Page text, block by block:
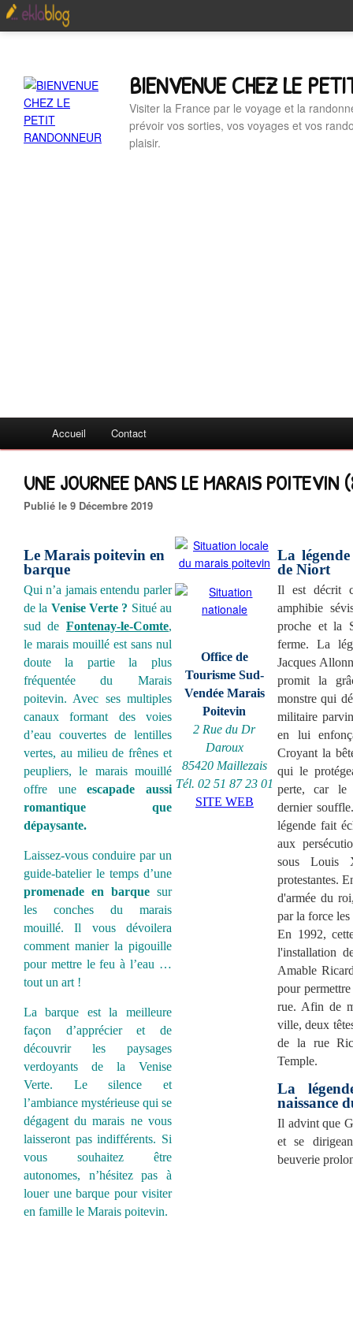
BIENVENUE CHEZ LE
Visiter la France par le voyage et la
prévoir vos sorties, vos voyages et vos
plaisir.
Accueil Contact
UNE JOURNEE DANS LE MARAIS POITEVIN
Publié le 9 Décembre 2019
Le Marais poitevin en
barque
Qui n’a jamais entendu parler
de la Venise Verte ? Situé au
sud de Fontenay-le-Comte,
le marais mouillé est sans nul
doute la partie la plus
fréquentée du Marais
poitevin. Avec ses multiples
canaux formant des voies
d’eau couvertes de lentilles
vertes, au milieu de frênes et
peupliers, le marais mouillé
offre uneescapade aussi
romantique que
dépaysante.
Laissez-vous conduire par un
guide-batelier le temps d’une
promenade en barque sur
les conches du marais
mouillé. Il vous dévoilera
comment manier la pigouille
pour mettre le feu à l’eau …
tout un art !
La barque est la meilleure
façon d’apprécier et de
découvrir les paysages
verdoyants de la Venise
Verte. Le silence et
l’ambiance mystérieuse qui se
dégagent du marais ne vous
laisseront pas indifférents. Si
vous souhaitez être
autonomes, n’hésitez pas à
louer une barque pour visiter
en famille le Marais poitevin.
Office de
Tourisme Sud-
Vendée Marais
Poitevin
2 Rue du Dr
Daroux
85420 Maillezais
Tél. 02 51 87 23 01
SITE WEB
La
de Niort
Il est décrit
amphibie
proche et la
ferme. La
Jacques
promit la
monstre qui
militaire
en lui
Croyant la
qui le
perte, car le
dernier
légende fait
aux
sous Louis
protestantes.
d'armée du
par la force
En 1992,
l'installation
Amable
pour
rue. Afin de
ville, deux
de la rue
Temple.
La
naissance
Il advint que
et se
beuverie